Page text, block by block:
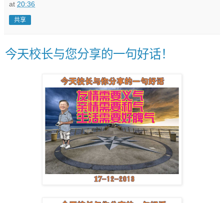
at 20:36
共享
今天校长与您分享的一句好话！